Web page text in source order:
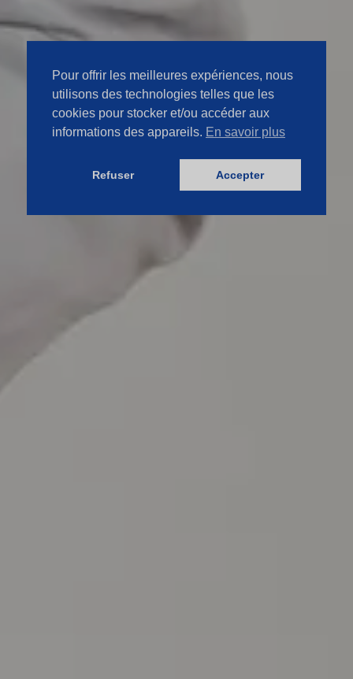
Pour offrir les meilleures expériences, nous
utilisons des technologies telles que les
cookies pour stocker et/ou accéder aux
informations des appareils. En savoir plus
Refuser Accepter